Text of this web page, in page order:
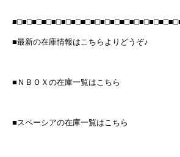
■最新の在庫情報はこちらよりどうぞ♪
■ＮＢＯＸの在庫一覧はこちら
■スペーシアの在庫一覧はこちら